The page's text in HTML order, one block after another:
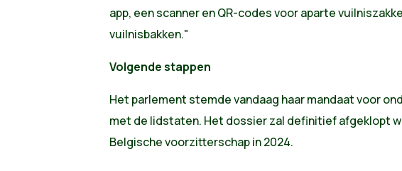
app, een scanner en QR-codes voor aparte
vuilnisbakken."
Volgende stappen
Het parlement stemde vandaag haar mandaat voor
met de lidstaten. Het dossier zal definitief afgeklopt
Belgische voorzitterschap in 2024.